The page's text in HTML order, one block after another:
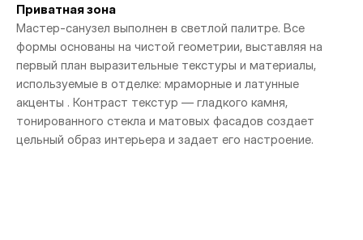
Приватная зона
Мастер-санузел выполнен в светлой палитре. Все
формы основаны на чистой геометрии, выставляя на
первый план выразительные текстуры и материалы,
используемые в отделке: мраморные и латунные
акценты . Контраст текстур — гладкого камня,
тонированного стекла и матовых фасадов создает
цельный образ интерьера и задает его настроение.